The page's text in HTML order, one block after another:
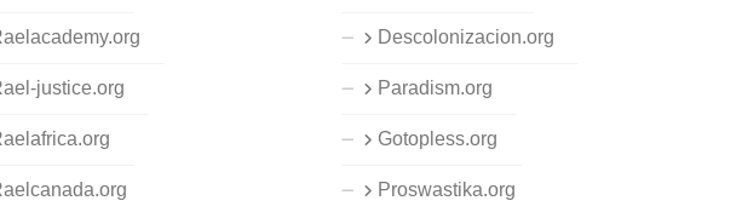
justice.org
Descolonizacion.org
Paradism.org
Gotopless.org
Proswastika.org